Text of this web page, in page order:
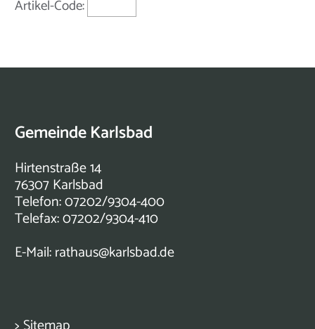
Artikel-Code:
Gemeinde Karlsbad
Hirtenstraße 14
76307 Karlsbad
Telefon: 07202/9304-400
Telefax: 07202/9304-410
E-Mail:rathaus@karlsbad.de